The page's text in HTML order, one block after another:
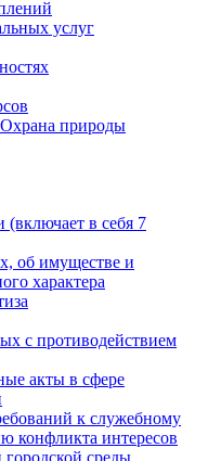
услуг
Охрана природы
в себя 7
об имуществе и
характера
с противодействием
акты в сфере
к служебному
конфликта интересов
среды